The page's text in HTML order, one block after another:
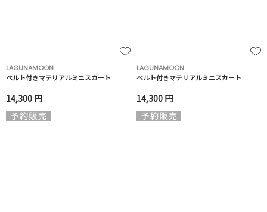
LAGUNAMOON
ベルト付きマテリアルミニスカート
14,300 円
LAGUNAMOON
ベルト付きマテリアルミニスカート
14,300 円